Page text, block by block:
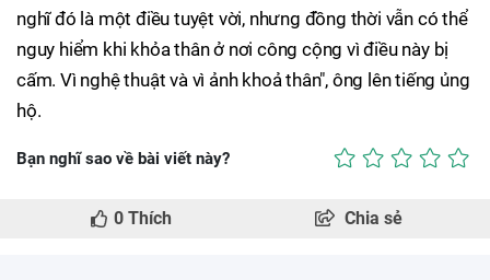
nghĩ đó là một điều tuyệt vời, nhưng đồng thời vẫn có thể
nguy hiểm khi khỏa thân ở nơi công cộng vì điều này bị
cấm. Vì nghệ thuật và vì ảnh khoả thân", ông lên tiếng ủng
hộ.
Bạn nghĩ sao về bài viết này?
0 Thích Chia sẻ